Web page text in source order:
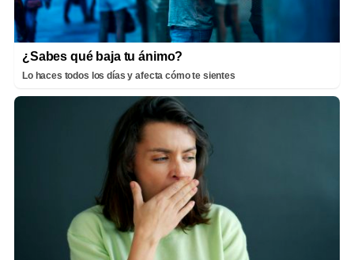
¿Sabes qué baja tu ánimo?
Lo haces todos los días y afecta cómo te sientes